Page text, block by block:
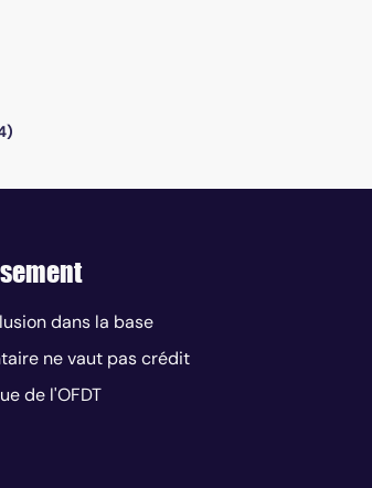
dans la base
ne vaut pas crédit
de l'OFDT